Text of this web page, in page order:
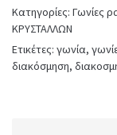
Κατηγορίες: Γωνίες
ΚΡΥΣΤΑΛΛΩΝ
Ετικέτες: γωνία,
διακόσμηση,